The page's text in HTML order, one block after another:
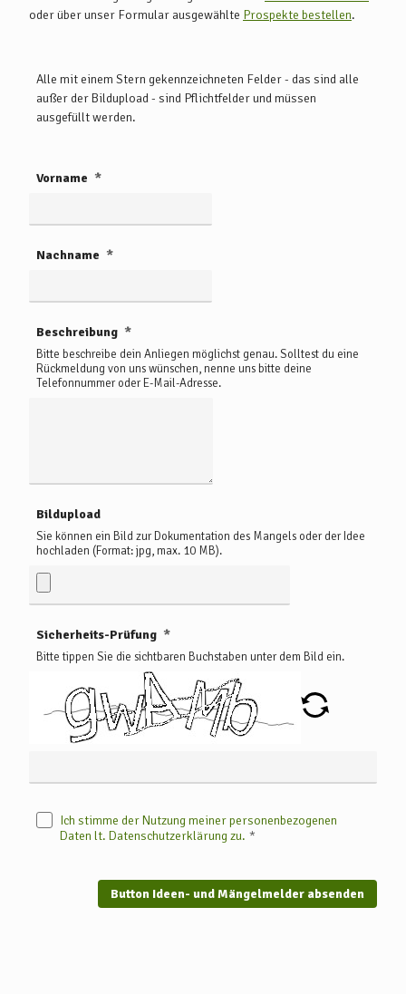
oder über unser Formular ausgewählte Prospekte bestellen.
Alle mit einem Stern gekennzeichneten Felder - das sind alle
außer der Bildupload - sind Pflichtfelder und müssen
ausgefüllt werden.
Vorname
Nachname
Beschreibung
Bitte beschreibe dein Anliegen möglichst genau. Solltest du eine
Rückmeldung von uns wünschen, nenne uns bitte deine
Telefonnummer oder E-Mail-Adresse.
Bildupload
Sie können ein Bild zur Dokumentation des Mangels oder der Idee
hochladen (Format: jpg, max. 10 MB).
Sicherheits-Prüfung
Bitte tippen Sie die sichtbaren Buchstaben unter dem Bild ein.
Ich stimme der Nutzung meiner personenbezogenen
Daten lt. Datenschutzerklärung zu.
Button Ideen- und Mängelmelder absenden